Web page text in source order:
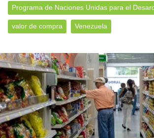
Programa de Naciones Unidas para el
valor de compra Venezuela